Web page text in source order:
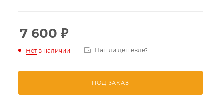
7 600 ₽
Нет в наличии Нашли дешевле?
ПОД ЗАКАЗ